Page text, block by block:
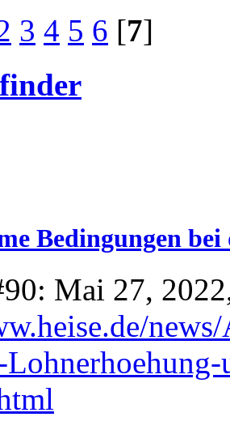
3 4 5 6 [7]
Bedingungen
Mai 27,